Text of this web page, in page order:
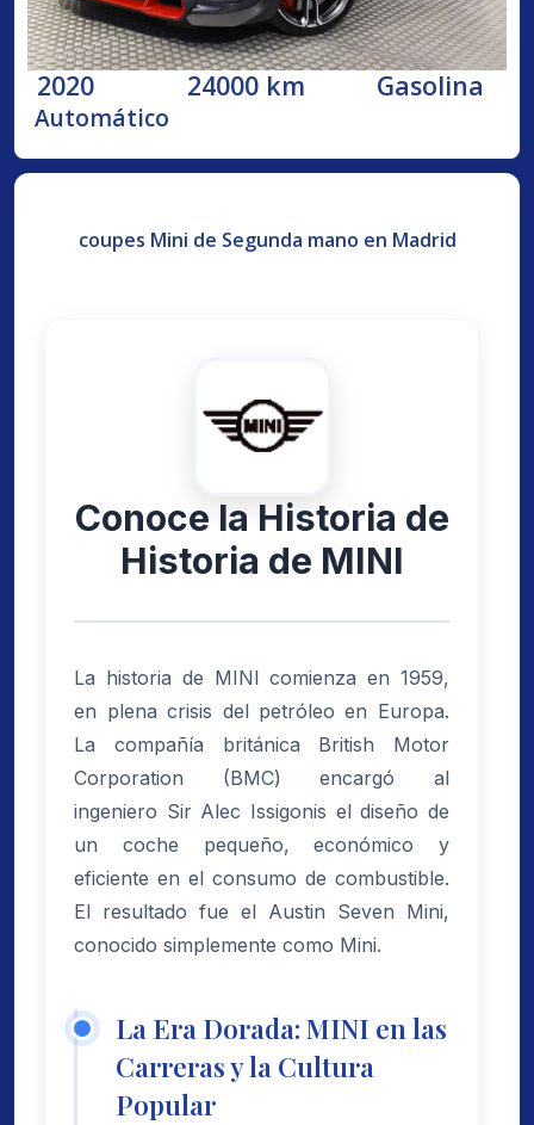
2020 24000 km Gasolina
Automático
coupes Mini de Segunda mano en Madrid
Conoce la Historia de
Historia de MINI
La historia de MINI comienza en 1959,
en plena crisis del petróleo en Europa.
La compañía británica British Motor
Corporation (BMC) encargó al
ingeniero Sir Alec Issigonis el diseño de
un coche pequeño, económico y
eficiente en el consumo de combustible.
El resultado fue el Austin Seven Mini,
conocido simplemente como Mini.
La Era Dorada: MINI en las
Carreras y la Cultura
Popular